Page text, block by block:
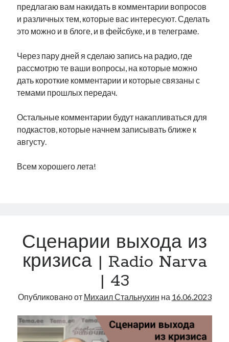
предлагаю вам накидать в комментарии вопросов
и различных тем, которые вас интересуют. Сделать
это можно и в блоге, и в фейсбуке, и в телеграме.
Через пару дней я сделаю запись на радио, где
рассмотрю те ваши вопросы, на которые можно
дать короткие комментарии и которые связаны с
темами прошлых передач.
Остальные комментарии будут накапливаться для
подкастов, которые начнем записывать ближе к
августу.
Всем хорошего лета!
Сценарии выхода из
кризиса | Radio Narva
| 43
Опубликовано от Михаил Стальнухин на 16.06.2023